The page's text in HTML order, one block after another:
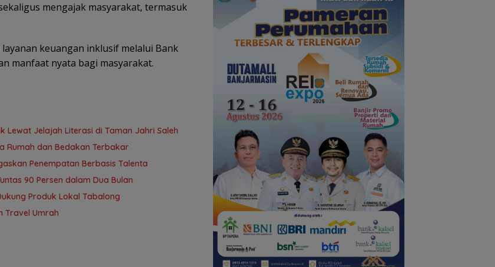
mengajak masyarakat, termasuk
keuangan inklusif melalui Bank
manfaat nyata bagi masyarakat.
Lewat Jelajah Literasi di Taman Jahri Saleh
Rumah dan Bedakan Terbakar
Penempatan Berbasis Talenta
90 Persen dalam Dua Bulan
Produk Lokal Tabalong
Travel Umrah